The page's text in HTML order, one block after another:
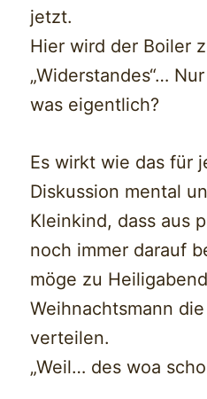
jetzt.
Hier wird der Boiler
„Widerstandes“…
was eigentlich?
Es wirkt wie das für
Diskussion mental
Kleinkind, dass aus
noch immer darauf
möge zu
Weihnachtsmann
verteilen.
„Weil… des woa